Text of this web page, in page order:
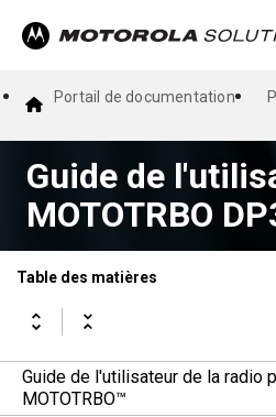
Portail de documentation
Guide de
MOTOTRBO
Table des matières
Guide de l'utilisateur de la radio
MOTOTRBO™